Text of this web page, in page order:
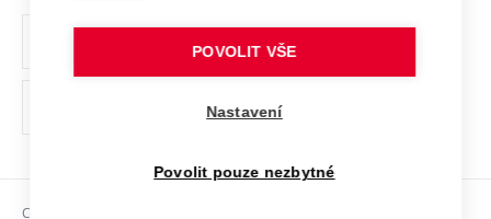
Ochrana osobních údajů
odkaz)
Sociální bezpečí
Copyright © 2026 VUT
POVOLIT VŠE
Nastavení
Povolit pouze nezbytné